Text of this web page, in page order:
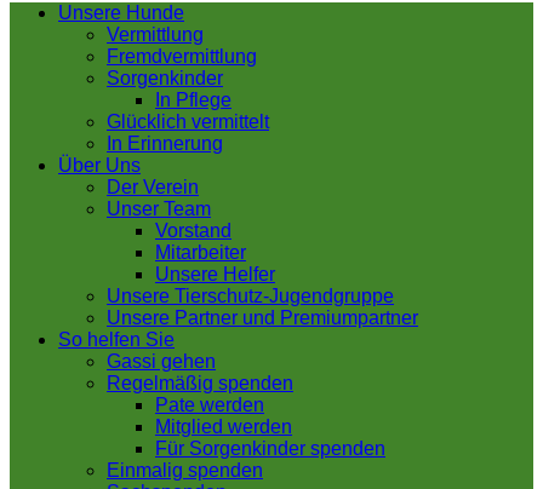
Unsere Hunde
Vermittlung
Fremdvermittlung
Sorgenkinder
In Pflege
Glücklich vermittelt
In Erinnerung
Über Uns
Der Verein
Unser Team
Vorstand
Mitarbeiter
Unsere Helfer
Unsere Tierschutz-Jugendgruppe
Unsere Partner und Premiumpartner
So helfen Sie
Gassi gehen
Regelmäßig spenden
Pate werden
Mitglied werden
Für Sorgenkinder spenden
Einmalig spenden